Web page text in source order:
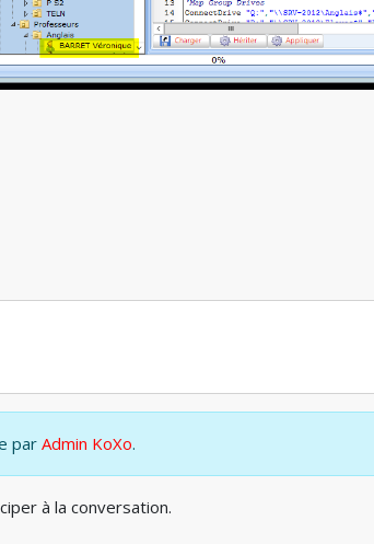
par Admin KoXo.
à la conversation.